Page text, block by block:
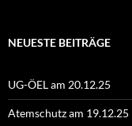
NEUESTE BEITRÄGE
UG-ÖEL am 20.12.25
Atemschutz am 19.12.25